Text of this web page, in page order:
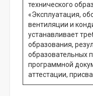
технического
«Эксплуатация,
вентиляции и
устанавливает
образования,
образовательных
программной
аттестации,